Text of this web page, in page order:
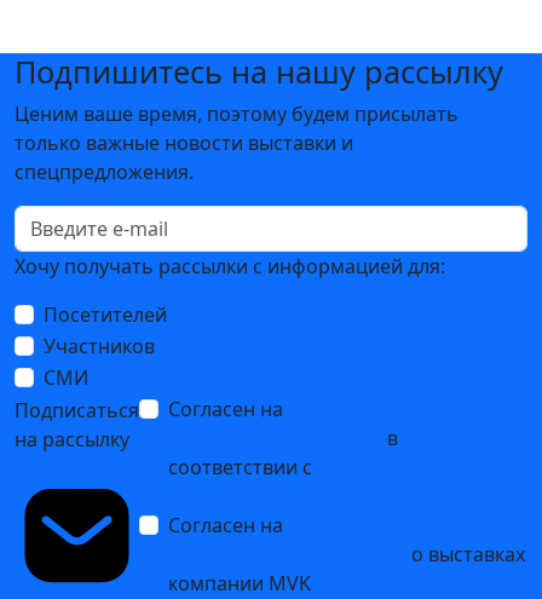
Подпишитесь на нашу рассылку
Ценим ваше время, поэтому будем присылать
только важные новости выставки и
спецпредложения.
Хочу получать рассылки с информацией для:
Посетителей
Участников
СМИ
Подписаться
на рассылку
Согласен на
в
соответствии с
Согласен на
о выставках
компании MVK